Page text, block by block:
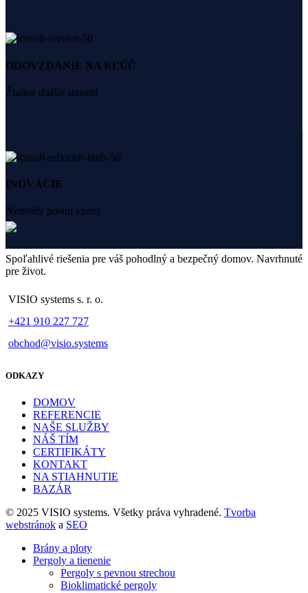
ODOVZDANIE NA KĽÚČ
Žiadne ďalšie starosti
INOVÁCIE
Neustály posun vpred
Spoľahlivé riešenia pre váš pohodlný a bezpečný domov. Navrhnuté
pre život.
VISIO systems s. r. o.
+421 910 227 727
obchod@visio.systems
ODKAZY
DOMOV
REFERENCIE
NAŠE SLUŽBY
NÁŠ TÍM
CERTIFIKÁTY
KONTAKT
NA STIAHNUTIE
BAZÁR
© 2025 VISIO systems. Všetky práva vyhradené. Tvorba
webstránok a SEO
Brány a ploty
Pergoly a tienenie
Pergoly s pevnou strechou
Bioklimatické pergoly